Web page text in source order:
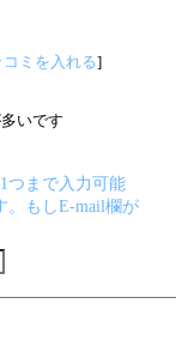
コミを入れる]
いです
つまで入力可能
。もしE-mail欄が